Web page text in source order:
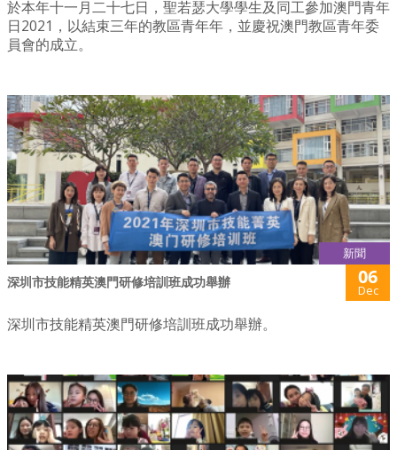
於本年十一月二十七日，聖若瑟大學學生及同工參加澳門青年
日2021，以結束三年的教區青年年，並慶祝澳門教區青年委
員會的成立。
新聞
深圳市技能精英澳門研修培訓班成功舉辦 06
Dec
深圳市技能精英澳門研修培訓班成功舉辦。